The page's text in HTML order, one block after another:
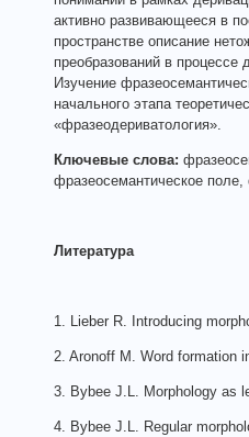
активно развивающееся в
пространстве описание
преобразований в
Изучение
начального этапа
«фразеодериватология».
Ключевые слова:
фразеосемантическое поле,
Литература
1. Lieber R. Introducing
2. Aronoff М. Word formation
3. Bybee J.L. Morphology as
4. Bybee J.L. Regular